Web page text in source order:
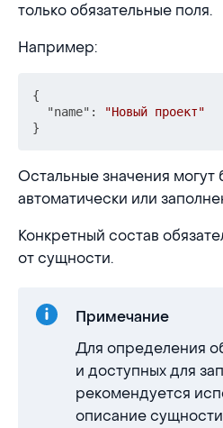
только обязательные поля.
Например:
{
"name" :
"Новый проект"
}
Остальные значения могут
автоматически или
Конкретный состав
от сущности.
Примечание
Для определения
и доступных для
рекомендуется
описание